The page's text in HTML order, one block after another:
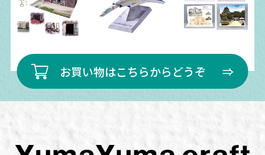
お買い物はこちらからどうぞ